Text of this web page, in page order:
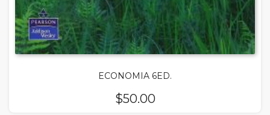
ECONOMIA 6ED.
$50.00